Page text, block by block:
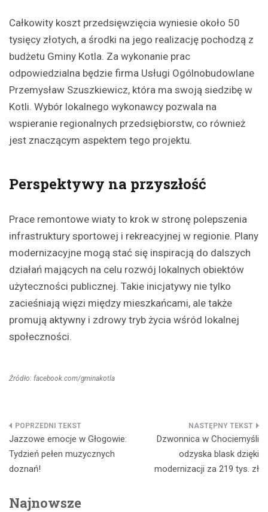
Całkowity koszt przedsięwzięcia wyniesie około 50
tysięcy złotych, a środki na jego realizację pochodzą z
budżetu Gminy Kotla. Za wykonanie prac
odpowiedzialna będzie firma Usługi Ogólnobudowlane
Przemysław Szuszkiewicz, która ma swoją siedzibę w
Kotli. Wybór lokalnego wykonawcy pozwala na
wspieranie regionalnych przedsiębiorstw, co również
jest znaczącym aspektem tego projektu.
Perspektywy na przyszłość
Prace remontowe wiaty to krok w stronę polepszenia
infrastruktury sportowej i rekreacyjnej w regionie. Plany
modernizacyjne mogą stać się inspiracją do dalszych
działań mających na celu rozwój lokalnych obiektów
użyteczności publicznej. Takie inicjatywy nie tylko
zacieśniają więzi między mieszkańcami, ale także
promują aktywny i zdrowy tryb życia wśród lokalnej
społeczności.
Źródło: facebook.com/gminakotla
Nawigacja
wpisu
Jazzowe emocje w Głogowie:
Tydzień pełen muzycznych
doznań!
Dzwonnica w Chociemyśli
odzyska blask dzięki
modernizacji za 219 tys. zł
Najnowsze